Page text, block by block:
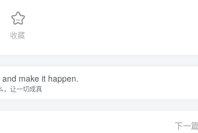
收藏
make it happen.
，让一切成真
下一篇